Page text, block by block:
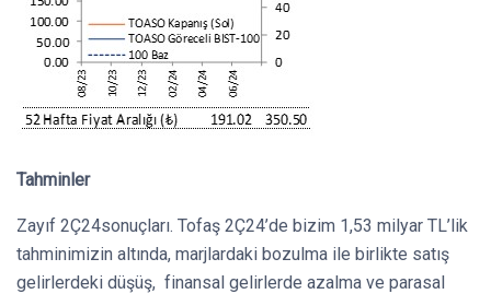
Tahminler
Zayıf 2Ç24sonuçları. Tofaş 2Ç24’de bizim 1,53 milyar TL’lik
tahminimizin altında, marjlardaki bozulma ile birlikte satış
gelirlerdeki düşüş, finansal gelirlerde azalma ve parasal